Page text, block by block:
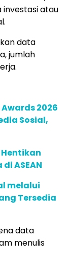
investasi atau
data
jumlah
2026
Sosial,
Hentikan
ASEAN
melalui
Tersedia
data
menulis